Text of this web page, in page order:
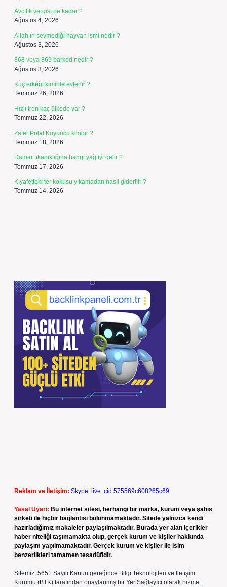
Avcılık vergisi ne kadar ?
Ağustos 4, 2026
Allah’ın sevmediği hayvan ismi nedir ?
Ağustos 3, 2026
868 veya 869 barkod nedir ?
Ağustos 3, 2026
Koç erkeği kiminle evlenir ?
Temmuz 26, 2026
Hızlı tren kaç ülkede var ?
Temmuz 22, 2026
Zafer Polat Koyuncu kimdir ?
Temmuz 18, 2026
Damar tıkanıklığına hangi yağ iyi gelir ?
Temmuz 17, 2026
Kıyafetteki ter kokusu yıkamadan nasıl giderilir ?
Temmuz 14, 2026
Reklam ve İletişim: Skype: live:.cid.575569c608265c69
Yasal Uyarı: Bu internet sitesi, herhangi bir marka, kurum veya şahıs
şirketi ile hiçbir bağlantısı bulunmamaktadır. Sitede yalnızca kendi
hazırladığımız makaleler paylaşılmaktadır. Burada yer alan içerikler
haber niteliği taşımamakta olup, gerçek kurum ve kişiler hakkında
paylaşım yapılmamaktadır. Gerçek kurum ve kişiler ile isim
benzerlikleri tamamen tesadüfidir.
Sitemiz, 5651 Sayılı Kanun gereğince Bilgi Teknolojileri ve İletişim
Kurumu (BTK) tarafından onaylanmış bir Yer Sağlayıcı olarak hizmet